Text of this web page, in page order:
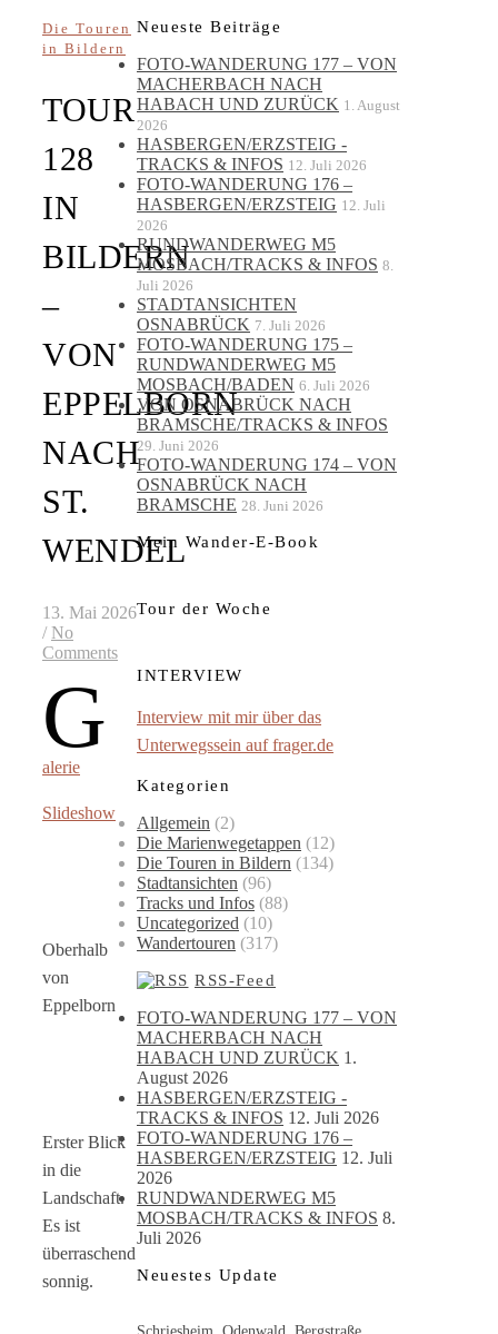
Die Touren
in Bildern
TOUR
128
IN
BILDERN
–
VON
EPPELBORN
NACH
ST.
WENDEL
13. Mai 2026
/ No
Comments
G
alerie
Slideshow
Oberhalb
von
Eppelborn
Erster Blick
in die
Landschaft.
Es ist
überraschend
sonnig.
Neueste Beiträge
FOTO-WANDERUNG 177 – VON
MACHERBACH NACH
HABACH UND ZURÜCK 1. August
2026
HASBERGEN/ERZSTEIG -
TRACKS & INFOS 12. Juli 2026
FOTO-WANDERUNG 176 –
HASBERGEN/ERZSTEIG 12. Juli
2026
RUNDWANDERWEG M5
MOSBACH/TRACKS & INFOS 8.
Juli 2026
STADTANSICHTEN
OSNABRÜCK 7. Juli 2026
FOTO-WANDERUNG 175 –
RUNDWANDERWEG M5
MOSBACH/BADEN 6. Juli 2026
VON OSNABRÜCK NACH
BRAMSCHE/TRACKS & INFOS
29. Juni 2026
FOTO-WANDERUNG 174 – VON
OSNABRÜCK NACH
BRAMSCHE 28. Juni 2026
Mein Wander-E-Book
Tour der Woche
INTERVIEW
Interview mit mir über das
Unterwegssein auf frager.de
Kategorien
Allgemein (2)
Die Marienwegetappen (12)
Die Touren in Bildern (134)
Stadtansichten (96)
Tracks und Infos (88)
Uncategorized (10)
Wandertouren (317)
RSS-Feed
FOTO-WANDERUNG 177 – VON
MACHERBACH NACH
HABACH UND ZURÜCK 1.
August 2026
HASBERGEN/ERZSTEIG -
TRACKS & INFOS 12. Juli 2026
FOTO-WANDERUNG 176 –
HASBERGEN/ERZSTEIG 12. Juli
2026
RUNDWANDERWEG M5
MOSBACH/TRACKS & INFOS 8.
Juli 2026
Neuestes Update